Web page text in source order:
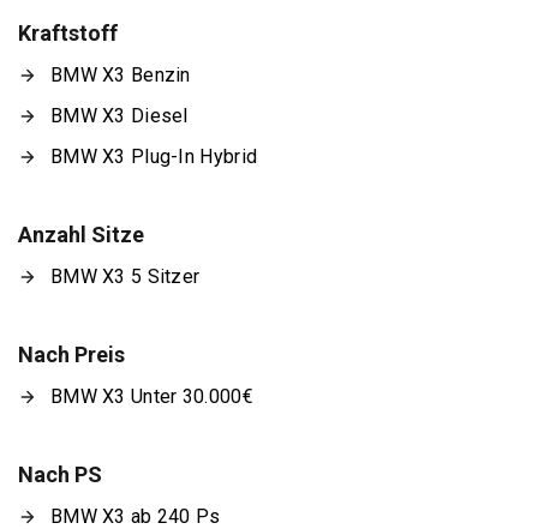
Kraftstoff
BMW X3 Benzin
BMW X3 Diesel
BMW X3 Plug-In Hybrid
Anzahl Sitze
BMW X3 5 Sitzer
Nach Preis
BMW X3 Unter 30.000€
Nach PS
BMW X3 ab 240 Ps